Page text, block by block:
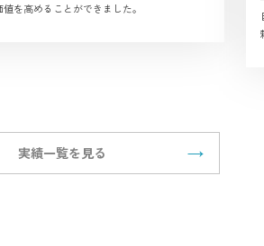
を高めることができました。
実績一覧を見る